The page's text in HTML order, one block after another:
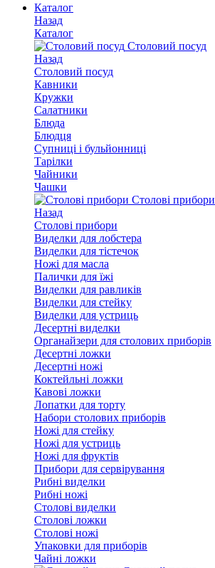
Каталог
Назад
Каталог
Столовий посуд
Назад
Столовий посуд
Кавники
Кружки
Салатники
Блюда
Блюдця
Супниці і бульйонниці
Тарілки
Чайники
Чашки
Столові прибори
Назад
Столові прибори
Виделки для лобстера
Виделки для тістечок
Ножі для масла
Палички для їжі
Виделки для равликів
Виделки для стейку
Виделки для устриць
Десертні виделки
Органайзери для столових приборів
Десертні ложки
Десертні ножі
Коктейльні ложки
Кавові ложки
Лопатки для торту
Набори столових приборів
Ножі для стейку
Ножі для устриць
Ножі для фруктів
Прибори для сервірування
Рибні виделки
Рибні ножі
Столові виделки
Столові ложки
Столові ножі
Упаковки для приборів
Чайні ложки